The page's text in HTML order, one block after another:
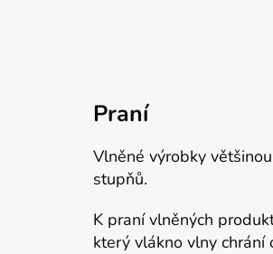
Praní
Vlněné výrobky
stupňů.
K praní vlněných
který vlákno vlny chrání